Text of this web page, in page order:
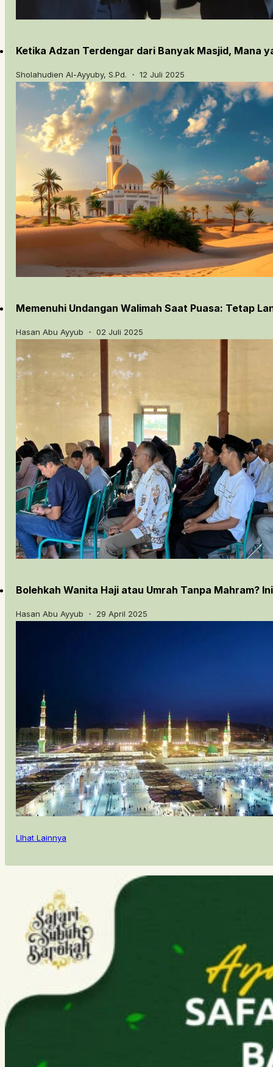
Ketika Adzan Terdengar dari Banyak Masjid, Mana
Sholahudien Al-Ayyuby, S.Pd. ・ 12 Juli 2025
Memenuhi Undangan Walimah Saat Puasa: Tetap
Hasan Abu Ayyub ・ 02 Juli 2025
Bolehkah Wanita Haji atau Umrah Tanpa Mahram?
Hasan Abu Ayyub ・ 29 April 2025
LIhat Lainnya